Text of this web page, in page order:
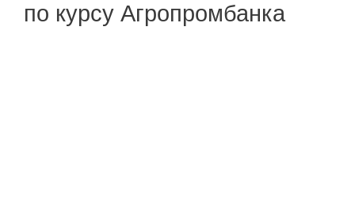
по курсу Агропромбанка